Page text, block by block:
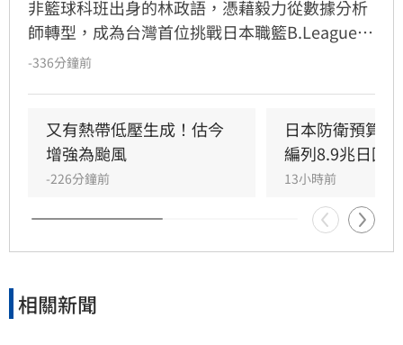
非籃球科班出身的林政語，憑藉毅力從數據分析
師轉型，成為台灣首位挑戰日本職籃B.League的
教練。他曾助新北國王奪下兩座冠軍，並在美籍
自學日文迎接挑戰，期許能在高強度的日本職籃
中磨練執教能力，成為國際級教練，未來更希望
能將寶貴的海外執教經驗帶回台灣，為本土籃壇
注入新氣象，實踐深耕籃球的長遠目標。
-336分鐘前
又有熱帶低壓生成！估今
增強為颱風
-226分鐘前
日本防衛預算
編列8.9兆日圓
13小時前
相關新聞